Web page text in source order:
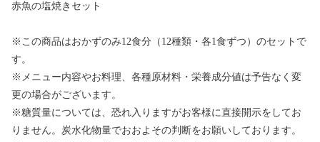
赤魚の塩焼きセット
※この商品はおかずのみ12食分（12種類・各1食ずつ）のセットで
す。
※メニュー内容やお料理、各種原材料・栄養成分値は予告なく変
更の場合がございます。
※糖質量については、恐れ入りますがお客様に直接開示をしてお
りません。炭水化物量でおおよその判断をお願いしております。